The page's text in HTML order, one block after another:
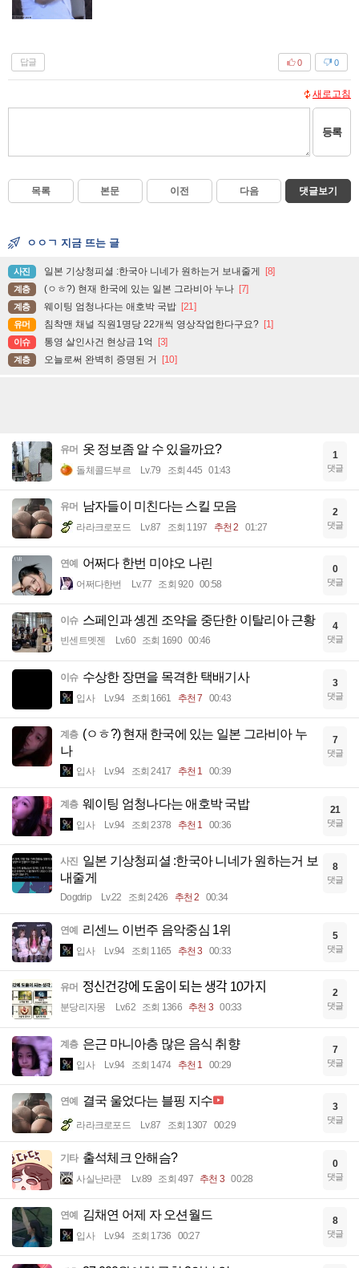
답글 0
0
새로고침
등록
목록 본문 이전 다음 댓글보기
ㅇㅇㄱ 지금 뜨는 글
사진 일본 기상청피셜 :한국아 니네가 원하는거 보내줄게 [8]
계층 (ㅇㅎ?) 현재 한국에 있는 일본 그라비아 누나 [7]
계층 웨이팅 엄청나다는 애호박 국밥 [21]
유머 침착맨 채널 직원1명당 22개씩 영상작업한다구요? [1]
이슈 통영 살인사건 현상금 1억 [3]
계층 오늘로써 완벽히 증명된 거 [10]
유머 옷 정보좀 알 수 있을까요?
돌체콜드부르 Lv.79 조회 445 01:43
1
댓글
유머 남자들이 미친다는 스킬 모음
라라크로포드 Lv.87 조회 1197 추천 2 01:27
2
댓글
연예 어쩌다 한번 미야오 나린
어쩌다한번 Lv.77 조회 920 00:58
0
댓글
이슈 스페인과 솅겐 조약을 중단한 이탈리아 근황
빈센트멧젠 Lv.60 조회 1690 00:46
4
댓글
이슈 수상한 장면을 목격한 택배기사
입사 Lv.94 조회 1661 추천 7 00:43
3
댓글
계층 (ㅇㅎ?) 현재 한국에 있는 일본 그라비아 누
나
입사 Lv.94 조회 2417 추천 1 00:39
7
댓글
계층 웨이팅 엄청나다는 애호박 국밥
입사 Lv.94 조회 2378 추천 1 00:36
21
댓글
사진 일본 기상청피셜 :한국아 니네가 원하는거 보
내줄게
Dogdrip Lv.22 조회 2426 추천 2 00:34
8
댓글
연예 리센느 이번주 음악중심 1위
입사 Lv.94 조회 1165 추천 3 00:33
5
댓글
유머 정신건강에 도움이 되는 생각 10가지
분당리자몽 Lv.62 조회 1366 추천 3 00:33
2
댓글
계층 은근 마니아층 많은 음식 취향
입사 Lv.94 조회 1474 추천 1 00:29
7
댓글
연예 결국 울었다는 블핑 지수
라라크로포드 Lv.87 조회 1307 00:29
3
댓글
기타 출석체크 안해슴?
사실난라쿤 Lv.89 조회 497 추천 3 00:28
0
댓글
연예 김채연 어제 자 오션월드
입사 Lv.94 조회 1736 00:27
8
댓글